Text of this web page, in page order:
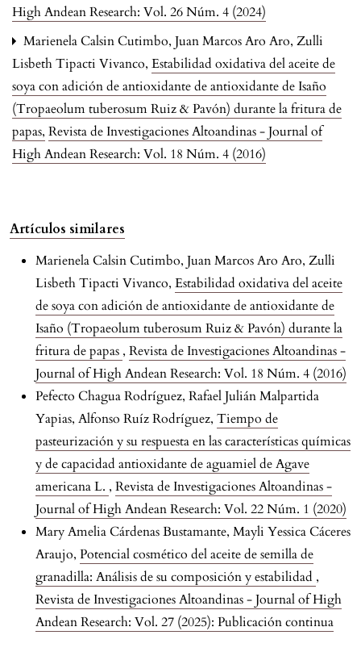
High Andean Research: Vol. 26 Núm. 4 (2024)
Marienela Calsin Cutimbo, Juan Marcos Aro Aro, Zulli
Lisbeth Tipacti Vivanco, Estabilidad oxidativa del aceite de
soya con adición de antioxidante de antioxidante de Isaño
(Tropaeolum tuberosum Ruiz & Pavón) durante la fritura de
papas, Revista de Investigaciones Altoandinas - Journal of
High Andean Research: Vol. 18 Núm. 4 (2016)
Artículos similares
Marienela Calsin Cutimbo, Juan Marcos Aro Aro, Zulli
Lisbeth Tipacti Vivanco, Estabilidad oxidativa del aceite
de soya con adición de antioxidante de antioxidante de
Isaño (Tropaeolum tuberosum Ruiz & Pavón) durante la
fritura de papas , Revista de Investigaciones Altoandinas -
Journal of High Andean Research: Vol. 18 Núm. 4 (2016)
Pefecto Chagua Rodríguez, Rafael Julián Malpartida
Yapias, Alfonso Ruíz Rodríguez, Tiempo de
pasteurización y su respuesta en las características químicas
y de capacidad antioxidante de aguamiel de Agave
americana L. , Revista de Investigaciones Altoandinas -
Journal of High Andean Research: Vol. 22 Núm. 1 (2020)
Mary Amelia Cárdenas Bustamante, Mayli Yessica Cáceres
Araujo, Potencial cosmético del aceite de semilla de
granadilla: Análisis de su composición y estabilidad ,
Revista de Investigaciones Altoandinas - Journal of High
Andean Research: Vol. 27 (2025): Publicación continua